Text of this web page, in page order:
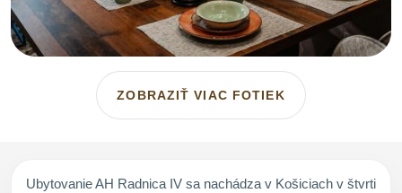
ZOBRAZIŤ VIAC FOTIEK
Ubytovanie AH Radnica IV sa nachádza v Košiciach v štvrti